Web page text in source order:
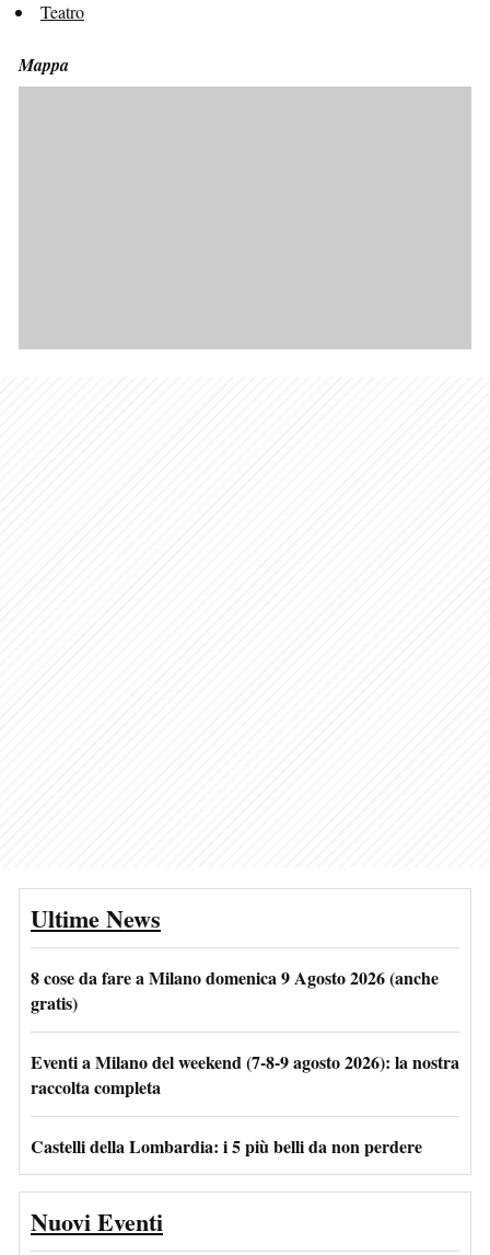
Teatro
Mappa
Ultime News
8 cose da fare a Milano domenica 9 Agosto 2026 (anche
gratis)
Eventi a Milano del weekend (7-8-9 agosto 2026): la nostra
raccolta completa
Castelli della Lombardia: i 5 più belli da non perdere
Nuovi Eventi